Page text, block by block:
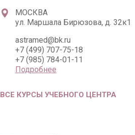
МОСКВА
ул. Маршала Бирюзова, д. 32к1
astramed@bk.ru
+7 (499) 707-75-18
+7 (985) 784-01-11
Подробнее
ВСЕ КУРСЫ УЧЕБНОГО ЦЕНТРА